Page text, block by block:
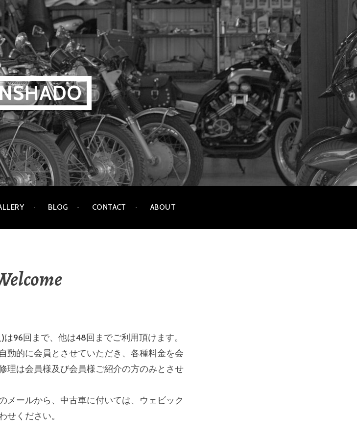
BLOG CONTACT ABOUT
96回まで、他は48回までご利用頂けます。
動的に会員とさせていただき、各種料金を会
理は会員様及び会員様ご紹介の方のみとさせ
メールから、中古車に付いては、ウェビック
せください。